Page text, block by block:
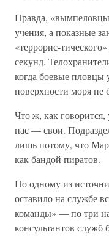
Правда,
учения, а показные
«террорис-
секунд.
когда боевые
поверхности моря не
Что ж, как
нас — свои.
лишь потому, что
как бандой пиратов.
По одному из
оставило на службе
команды» — по три
консультантов служб